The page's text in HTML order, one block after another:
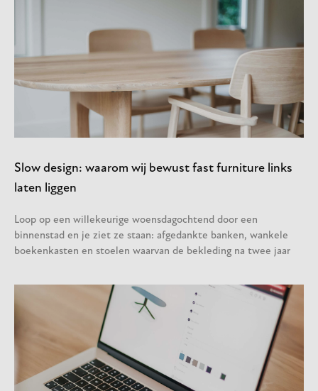
Slow design: waarom wij bewust fast furniture links
laten liggen
Loop op een willekeurige woensdagochtend door een
binnenstad en je ziet ze staan: afgedankte banken, wankele
boekenkasten en stoelen waarvan de bekleding na twee jaar